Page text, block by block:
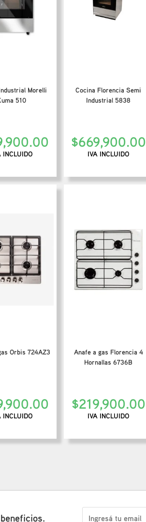
Morelli
510
INCLUIDO
Cocina Florencia Semi
Industrial 5838
$669,900.00
IVA INCLUIDO
Orbis 724AZ3
INCLUIDO
Anafe a gas Florencia 4
Hornallas 6736B
$219,900.00
IVA INCLUIDO